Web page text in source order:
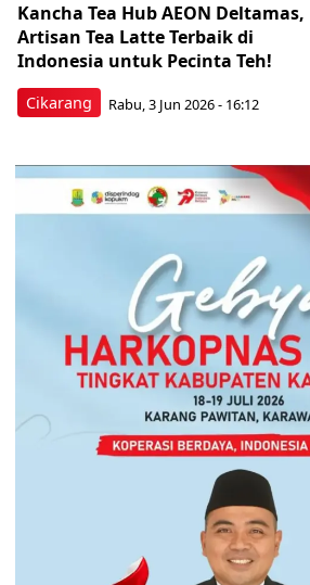
Cikarang
Kancha Tea Hub AEON Deltamas,
Artisan Tea Latte Terbaik di
Indonesia untuk Pecinta Teh!
Rabu, 3 Jun 2026 - 16:12